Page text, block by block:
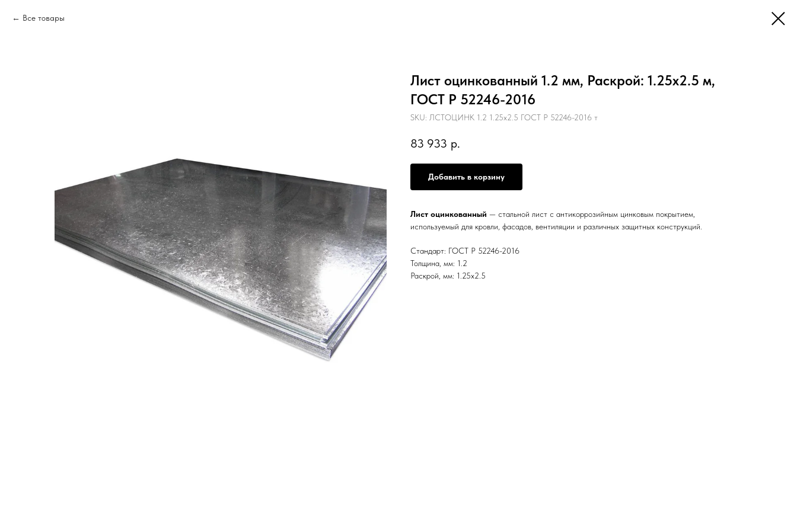
Все товары
Лист оцинкованный 1.2 мм, Раскрой: 1.25х2.5 м,
ГОСТ Р 52246-2016
SKU: ЛСТОЦИНК 1.2 1.25х2.5 ГОСТ Р 52246-2016 т
83 933 р.
Добавить в корзину
Лист оцинкованный — стальной лист с антикоррозийным цинковым покрытием,
используемый для кровли, фасадов, вентиляции и различных защитных конструкций.
Стандарт: ГОСТ Р 52246-2016
Толщина, мм: 1.2
Раскрой, мм: 1.25х2.5